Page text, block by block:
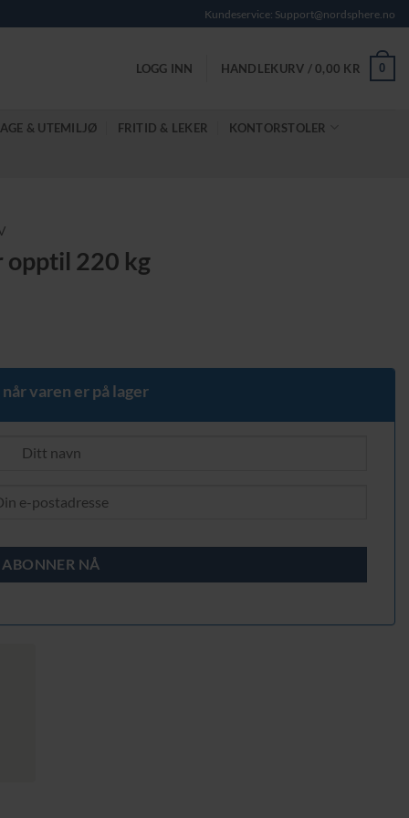
Kundeservice: Support@nordsphere.no
LOGG INN HANDLEKURV /0,00 KR 0
& UTEMILJØ FRITID & LEKER KONTORSTOLER
opptil 220 kg
varen er på lager